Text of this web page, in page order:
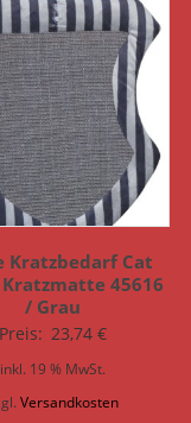
Kratzbedarf Cat
45616
/ Grau
Preis: 23,74 €
inkl. 19 % MwSt.
Versandkosten